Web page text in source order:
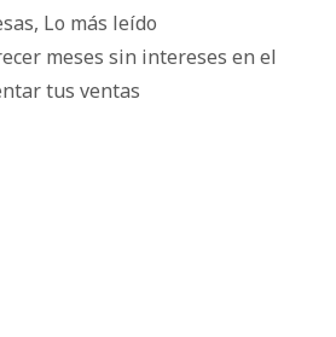
, Lo más leído
meses sin intereses en el
tus ventas